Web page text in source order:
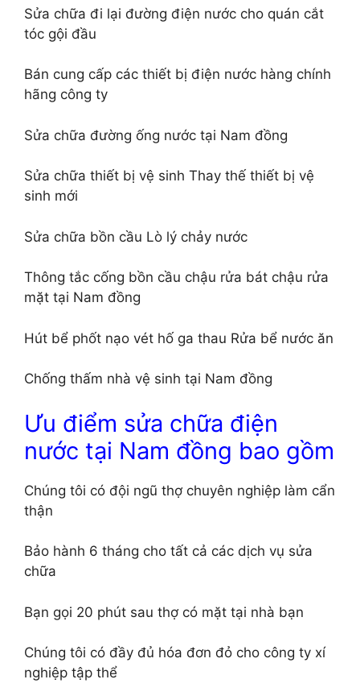
Sửa chữa đi lại đường điện nước cho quán cắt
tóc gội đầu
Bán cung cấp các thiết bị điện nước hàng chính
hãng công ty
Sửa chữa đường ống nước tại Nam đồng
Sửa chữa thiết bị vệ sinh Thay thế thiết bị vệ
sinh mới
Sửa chữa bồn cầu Lò lý chảy nước
Thông tắc cống bồn cầu chậu rửa bát chậu rửa
mặt tại Nam đồng
Hút bể phốt nạo vét hố ga thau Rửa bể nước ăn
Chống thấm nhà vệ sinh tại Nam đồng
Ưu điểm sửa chữa điện
nước tại Nam đồng bao gồm
Chúng tôi có đội ngũ thợ chuyên nghiệp làm cẩn
thận
Bảo hành 6 tháng cho tất cả các dịch vụ sửa
chữa
Bạn gọi 20 phút sau thợ có mặt tại nhà bạn
Chúng tôi có đầy đủ hóa đơn đỏ cho công ty xí
nghiệp tập thể